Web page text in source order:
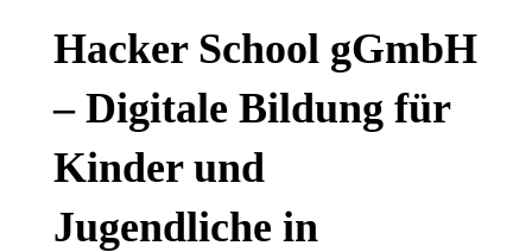
Hacker School gGmbH
– Digitale Bildung für
Kinder und
Jugendliche in